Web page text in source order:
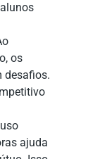
os
desafios.
ajuda